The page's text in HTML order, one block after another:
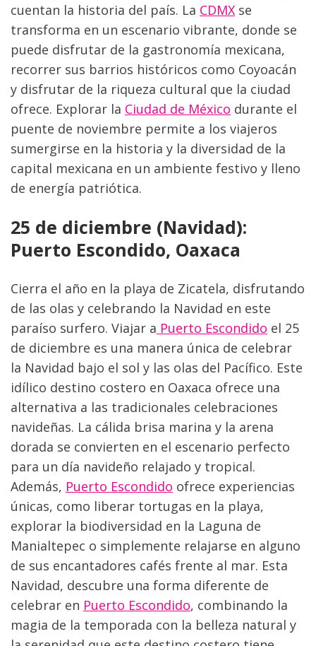
cuentan la historia del país. La CDMX se
transforma en un escenario vibrante, donde se
puede disfrutar de la gastronomía mexicana,
recorrer sus barrios históricos como Coyoacán
y disfrutar de la riqueza cultural que la ciudad
ofrece. Explorar la Ciudad de México durante el
puente de noviembre permite a los viajeros
sumergirse en la historia y la diversidad de la
capital mexicana en un ambiente festivo y lleno
de energía patriótica.
25 de diciembre (Navidad):
Puerto Escondido, Oaxaca
Cierra el año en la playa de Zicatela, disfrutando
de las olas y celebrando la Navidad en este
paraíso surfero. Viajar a Puerto Escondido el 25
de diciembre es una manera única de celebrar
la Navidad bajo el sol y las olas del Pacífico. Este
idílico destino costero en Oaxaca ofrece una
alternativa a las tradicionales celebraciones
navideñas. La cálida brisa marina y la arena
dorada se convierten en el escenario perfecto
para un día navideño relajado y tropical.
Además, Puerto Escondido ofrece experiencias
únicas, como liberar tortugas en la playa,
explorar la biodiversidad en la Laguna de
Manialtepec o simplemente relajarse en alguno
de sus encantadores cafés frente al mar. Esta
Navidad, descubre una forma diferente de
celebrar en Puerto Escondido, combinando la
magia de la temporada con la belleza natural y